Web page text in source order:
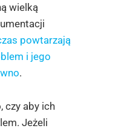
wielką
powtarzają
i jego
.
czy aby ich
Jeżeli